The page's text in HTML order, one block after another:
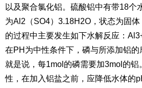
以及聚合氯化铝。硫酸铝中有带18个
为Al2（SO4）3.18H2O，状态为固
的过程中主要发生如下水解反应：
在PH为中性条件下，磷与所添加铝
就是说，每1mol的磷需要加3mol的
性，在加入铝盐之前，应降低水体的